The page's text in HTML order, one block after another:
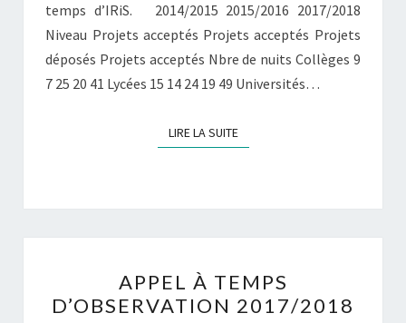
temps d’IRiS. 2014/2015 2015/2016 2017/2018
Niveau Projets acceptés Projets acceptés Projets
déposés Projets acceptés Nbre de nuits Collèges 9
7 25 20 41 Lycées 15 14 24 19 49 Universités…
LIRE LA SUITELIRE LA SUITE
À
TEMPS
APPEL À TEMPS
D’OBSERVATION 2017/2018